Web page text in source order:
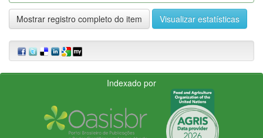
Mostrar registro completo do item Visualizar estatísticas
Indexado por